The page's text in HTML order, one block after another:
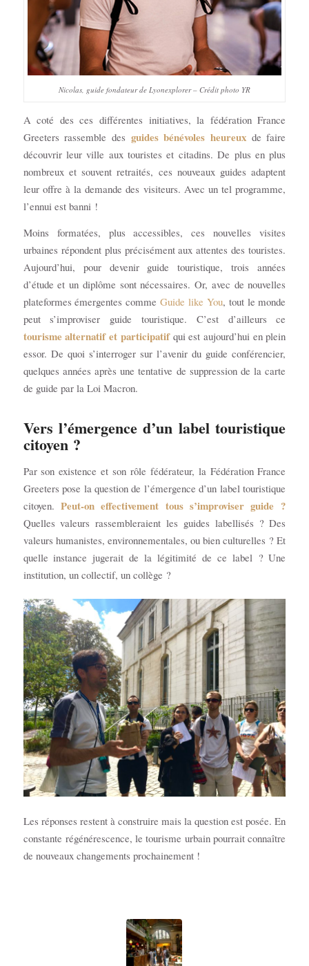
Nicolas, guide fondateur de Lyonexplorer – Crédit photo YR
A coté des ces différentes initiatives, la fédération France
Greeters rassemble des guides bénévoles heureux de faire
découvrir leur ville aux touristes et citadins. De plus en plus
nombreux et souvent retraités, ces nouveaux guides adaptent
leur offre à la demande des visiteurs. Avec un tel programme,
l’ennui est banni !
Moins formatées, plus accessibles, ces nouvelles visites
urbaines répondent plus précisément aux attentes des touristes.
Aujourd’hui, pour devenir guide touristique, trois années
d’étude et un diplôme sont nécessaires. Or, avec de nouvelles
plateformes émergentes commeGuide like You, tout le monde
peut s’improviser guide touristique. C’est d’ailleurs ce
tourisme alternatif et participatifqui est aujourd’hui en plein
essor. De quoi s’interroger sur l’avenir du guide conférencier,
quelques années après une tentative de suppression de la carte
de guide par la Loi Macron.
Vers l’émergence d’un label touristique
citoyen ?
Par son existence et son rôle fédérateur, la Fédération France
Greeters pose la question de l’émergence d’un label touristique
citoyen. Peut-on effectivement tous s’improviser guide ?
Quelles valeurs rassembleraient les guides labellisés ? Des
valeurs humanistes, environnementales, ou bien culturelles ? Et
quelle instance jugerait de la légitimité de ce label ? Une
institution, un collectif, un collège ?
Les réponses restent à construire mais la question est posée. En
constante régénérescence, le tourisme urbain pourrait connaître
de nouveaux changements prochainement !